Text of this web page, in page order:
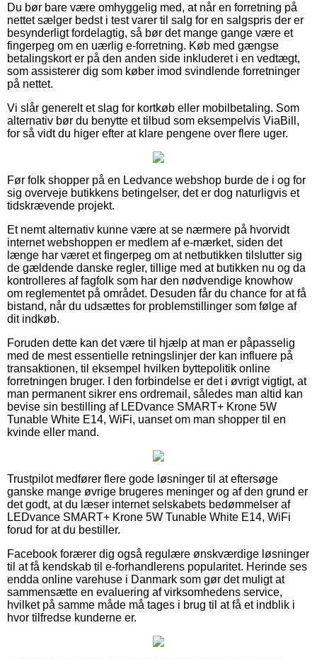
Du bør bare være omhyggelig med, at når en forretning på
nettet sælger bedst i test varer til salg for en salgspris der er
besynderligt fordelagtig, så bør det mange gange være et
fingerpeg om en uærlig e-forretning. Køb med gængse
betalingskort er på den anden side inkluderet i en vedtægt,
som assisterer dig som køber imod svindlende forretninger
på nettet.
Vi slår generelt et slag for kortkøb eller mobilbetaling. Som
alternativ bør du benytte et tilbud som eksempelvis ViaBill,
for så vidt du higer efter at klare pengene over flere uger.
Før folk shopper på en Ledvance webshop burde de i og for
sig overveje butikkens betingelser, det er dog naturligvis et
tidskrævende projekt.
Et nemt alternativ kunne være at se nærmere på hvorvidt
internet webshoppen er medlem af e-mærket, siden det
længe har været et fingerpeg om at netbutikken tilslutter sig
de gældende danske regler, tillige med at butikken nu og da
kontrolleres af fagfolk som har den nødvendige knowhow
om reglementet på området. Desuden får du chance for at få
bistand, når du udsættes for problemstillinger som følge af
dit indkøb.
Foruden dette kan det være til hjælp at man er påpasselig
med de mest essentielle retningslinjer der kan influere på
transaktionen, til eksempel hvilken byttepolitik online
forretningen bruger. I den forbindelse er det i øvrigt vigtigt, at
man permanent sikrer ens ordremail, således man altid kan
bevise sin bestilling af LEDvance SMART+ Krone 5W
Tunable White E14, WiFi, uanset om man shopper til en
kvinde eller mand.
Trustpilot medfører flere gode løsninger til at eftersøge
ganske mange øvrige brugeres meninger og af den grund er
det godt, at du læser internet selskabets bedømmelser af
LEDvance SMART+ Krone 5W Tunable White E14, WiFi
forud for at du bestiller.
Facebook forærer dig også regulære ønskværdige løsninger
til at få kendskab til e-forhandlerens popularitet. Herinde ses
endda online varehuse i Danmark som gør det muligt at
sammensætte en evaluering af virksomhedens service,
hvilket på samme måde må tages i brug til at få et indblik i
hvor tilfredse kunderne er.